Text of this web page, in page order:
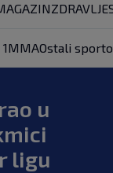
ZDRAVLJE
MMAOstali
u
ligu